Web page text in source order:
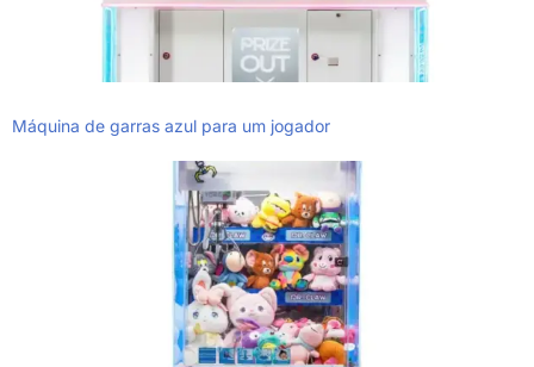
Máquina de garras azul para um jogador